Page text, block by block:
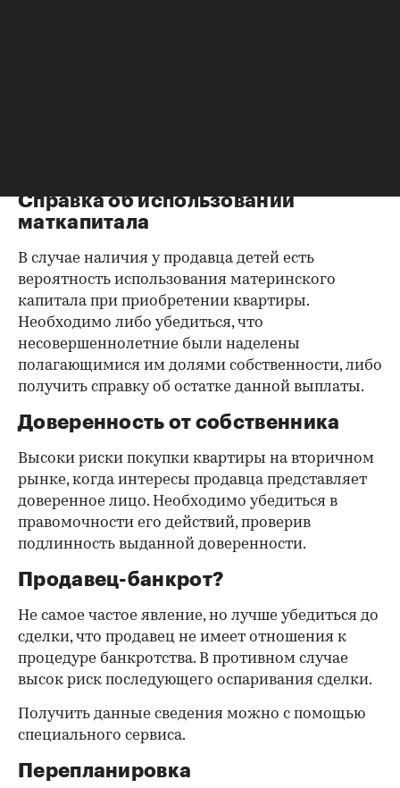
Справка об использовании
маткапитала
В случае наличия у продавца детей есть
вероятность использования материнского
капитала при приобретении квартиры.
Необходимо либо убедиться, что
несовершеннолетние были наделены
полагающимися им долями собственности, либо
получить справку об остатке данной выплаты.
Доверенность от собственника
Высоки риски покупки квартиры на вторичном
рынке, когда интересы продавца представляет
доверенное лицо. Необходимо убедиться в
правомочности его действий, проверив
подлинность выданной доверенности.
Продавец-банкрот?
Не самое частое явление, но лучше убедиться до
сделки, что продавец не имеет отношения к
процедуре банкротства. В противном случае
высок риск последующего оспаривания сделки.
Получить данные сведения можно с помощью
специального сервиса.
Перепланировка